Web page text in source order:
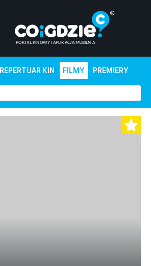
REPERTUAR KIN FILMY PREMIERY